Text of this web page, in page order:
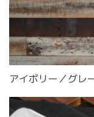
アイボリー／グレ